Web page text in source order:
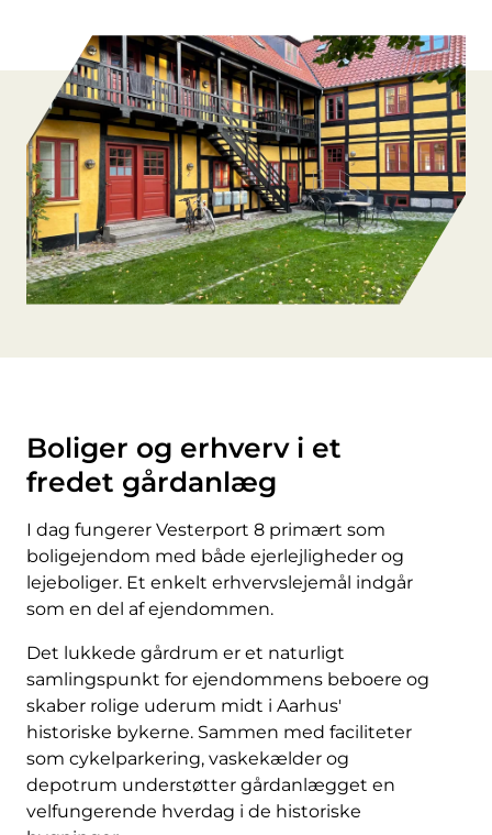
Boliger og erhverv i et
fredet gårdanlæg
I dag fungerer Vesterport 8 primært som
boligejendom med både ejerlejligheder og
lejeboliger. Et enkelt erhvervslejemål indgår
som en del af ejendommen.
Det lukkede gårdrum er et naturligt
samlingspunkt for ejendommens beboere og
skaber rolige uderum midt i Aarhus'
historiske bykerne. Sammen med faciliteter
som cykelparkering, vaskekælder og
depotrum understøtter gårdanlægget en
velfungerende hverdag i de historiske